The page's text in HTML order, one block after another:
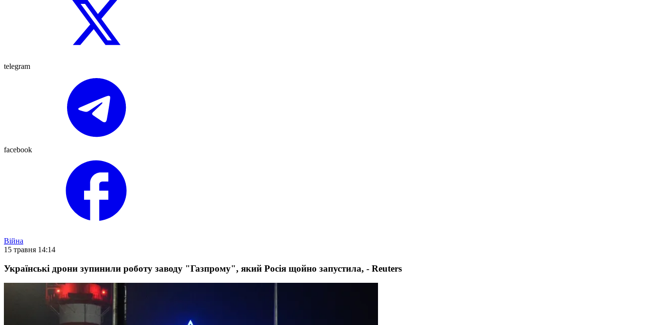
telegram
facebook
Війна
15 травня 14:14
Українські дрони зупинили роботу заводу "Газпрому", який Росія щойно запустила, - Reuters